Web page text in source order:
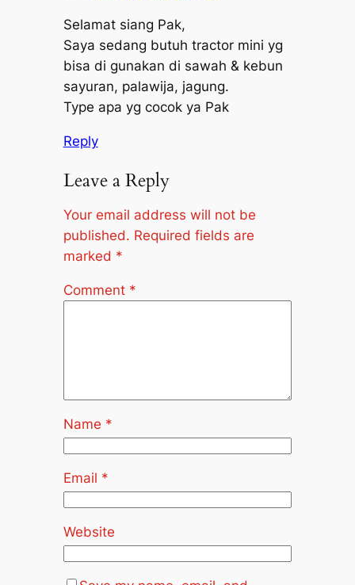
Selamat siang Pak,
Saya sedang butuh tractor mini yg
bisa di gunakan di sawah & kebun
sayuran, palawija, jagung.
Type apa yg cocok ya Pak
Reply
Leave a Reply
Your email address will not be
published. Required fields are
marked *
Comment *
Name *
Email *
Website